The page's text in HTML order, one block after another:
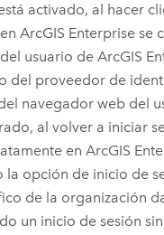
activado, al hacer
enArcGIS Enterprise se
usuario deArcGIS
del proveedor de
navegador web del
al volver a iniciar
enArcGIS
la opción de inicio de
de la organización
un inicio de sesión